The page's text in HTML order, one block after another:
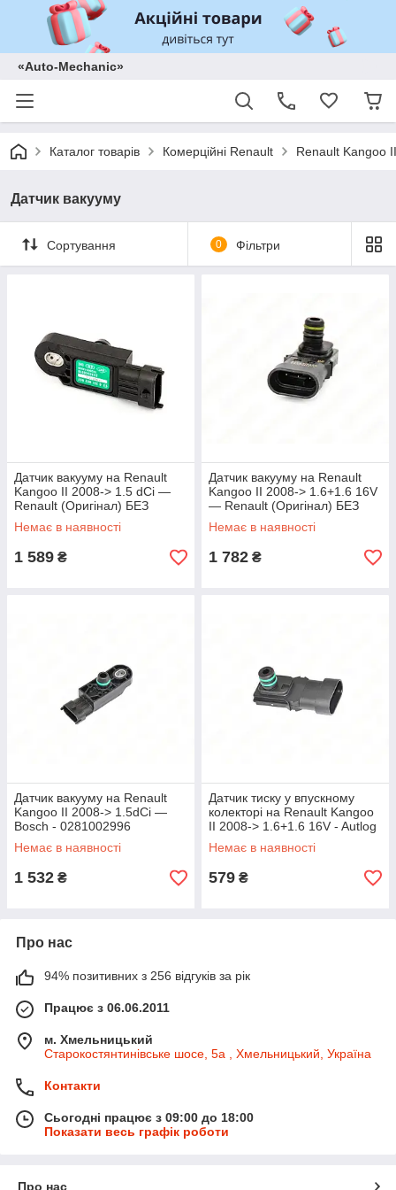
«Auto-Mechanic»
Каталог товарів Комерційні Renault Renault Kangoo
Датчик вакууму
Сортування 0 Фільтри
Датчик вакууму на Renault
Kangoo II 2008-> 1.5 dCi —
Renault (Оригінал) БЕЗ
УПАКОВКИ - 223650001RJ
Немає в наявності
1 589 ₴
Датчик вакууму на Renault
Kangoo II 2008-> 1.6+1.6 16V
— Renault (Оригінал) БЕЗ
УПАКОВКИ - 8200719629J
Немає в наявності
1 782 ₴
Датчик вакууму на Renault
Kangoo II 2008-> 1.5dCi —
Bosch - 0281002996
Немає в наявності
1 532 ₴
Датчик тиску у впускному
колекторі на Renault Kangoo
II 2008-> 1.6+1.6 16V - Autlog
- AS4979
Немає в наявності
579 ₴
Про нас
94% позитивних з 256 відгуків за рік
Працює з 06.06.2011
м. Хмельницький
Старокостянтинівське шосе, 5а , Хмельницький, Україна
Контакти
Сьогодні працює з 09:00 до 18:00
Показати весь графік роботи
Про нас